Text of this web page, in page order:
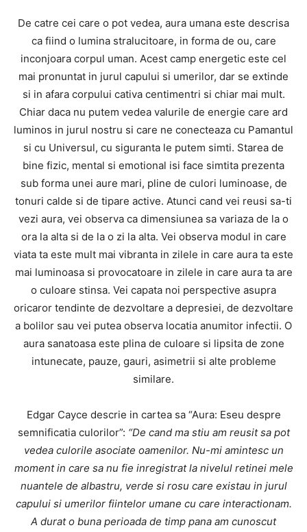
De catre cei care o pot vedea, aura umana este descrisa
ca fiind o lumina stralucitoare, in forma de ou, care
inconjoara corpul uman. Acest camp energetic este cel
mai pronuntat in jurul capului si umerilor, dar se extinde
si in afara corpului cativa centimentri si chiar mai mult.
Chiar daca nu putem vedea valurile de energie care ard
luminos in jurul nostru si care ne conecteaza cu Pamantul
si cu Universul, cu siguranta le putem simti. Starea de
bine fizic, mental si emotional isi face simtita prezenta
sub forma unei aure mari, pline de culori luminoase, de
tonuri calde si de tipare active. Atunci cand vei reusi sa-ti
vezi aura, vei observa ca dimensiunea sa variaza de la o
ora la alta si de la o zi la alta. Vei observa modul in care
viata ta este mult mai vibranta in zilele in care aura ta este
mai luminoasa si provocatoare in zilele in care aura ta are
o culoare stinsa. Vei capata noi perspective asupra
oricaror tendinte de dezvoltare a depresiei, de dezvoltare
a bolilor sau vei putea observa locatia anumitor infectii. O
aura sanatoasa este plina de culoare si lipsita de zone
intunecate, pauze, gauri, asimetrii si alte probleme
similare.
Edgar Cayce descrie in cartea sa “Aura: Eseu despre
semnificatia culorilor”: “De cand ma stiu am reusit sa pot
vedea culorile asociate oamenilor. Nu-mi amintesc un
moment in care sa nu fie inregistrat la nivelul retinei mele
nuantele de albastru, verde si rosu care existau in jurul
capului si umerilor fiintelor umane cu care interactionam.
A durat o buna perioada de timp pana am cunoscut